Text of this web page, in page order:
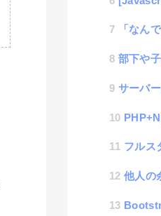
「なんでも」「
部下や子供
サーバーが遅くな
PHP+Nginx
フルスタックエ
他人の余計な
BootstrapのGrid/